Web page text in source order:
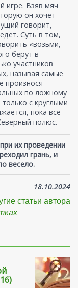
игре. Взяв мяч
он хочет
говорит,
Суть в том,
«возьми,
берут в
участников
называя самые
произнося
по ложному
с круглыми
пока все
полюс.
их проведении
грань, и
весело.
18.10.2024
статьи автора